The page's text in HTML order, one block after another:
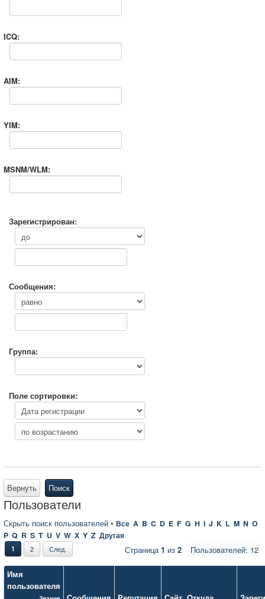
ICQ:
AIM:
YIM:
MSNM/WLM:
Зарегистрирован:
Сообщения:
Группа:
Поле сортировки:
Вернуть Поиск
Пользователи
Скрыть поиск пользователей • Все A B C D E F G H I J K L M N O
P Q R S T U V W X Y Z Другая
Пользователей: 12
1 2 След. Страница1 из 2
Имя
пользователя